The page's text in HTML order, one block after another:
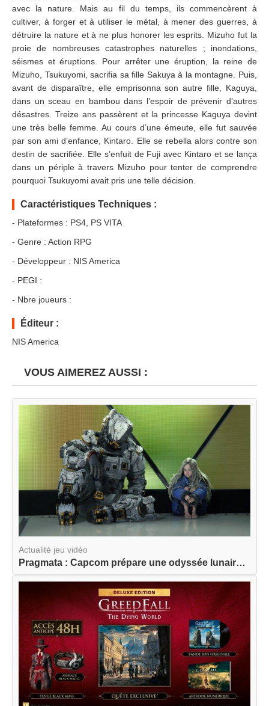
avec la nature. Mais au fil du temps, ils commencèrent à
cultiver, à forger et à utiliser le métal, à mener des guerres, à
détruire la nature et à ne plus honorer les esprits. Mizuho fut la
proie de nombreuses catastrophes naturelles ; inondations,
séismes et éruptions. Pour arrêter une éruption, la reine de
Mizuho, Tsukuyomi, sacrifia sa fille Sakuya à la montagne. Puis,
avant de disparaître, elle emprisonna son autre fille, Kaguya,
dans un sceau en bambou dans l’espoir de prévenir d’autres
désastres. Treize ans passèrent et la princesse Kaguya devint
une très belle femme. Au cours d’une émeute, elle fut sauvée
par son ami d’enfance, Kintaro. Elle se rebella alors contre son
destin de sacrifiée. Elle s’enfuit de Fuji avec Kintaro et se lança
dans un périple à travers Mizuho pour tenter de comprendre
pourquoi Tsukuyomi avait pris une telle décision.
Caractéristiques Techniques :
- Plateformes : PS4, PS VITA
- Genre : Action RPG
- Développeur : NIS America
- PEGI :
- Nbre joueurs :
Éditeur :
NIS America
VOUS AIMEREZ AUSSI :
Actualité jeu vidéo
Pragmata : Capcom prépare une odyssée lunaire am...